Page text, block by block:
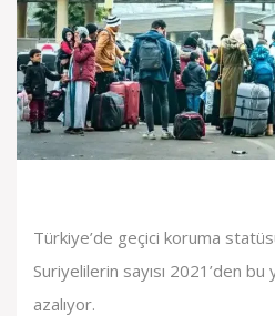
Türkiye’de geçici koruma
Suriyelilerin sayısı 2021’den
azalıyor.